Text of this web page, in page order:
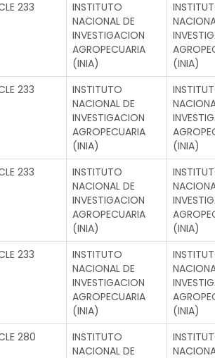
233
INSTITUTO
NACIONAL DE
INVESTIGACION
AGROPECUARIA
(INIA)
(INIA)
233
INSTITUTO
NACIONAL DE
INVESTIGACION
AGROPECUARIA
(INIA)
(INIA)
233
INSTITUTO
NACIONAL DE
INVESTIGACION
AGROPECUARIA
(INIA)
(INIA)
233
INSTITUTO
NACIONAL DE
INVESTIGACION
AGROPECUARIA
(INIA)
(INIA)
280
INSTITUTO
NACIONAL DE